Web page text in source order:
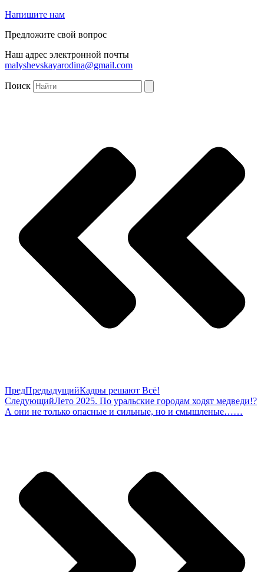
Напишите нам
Предложите свой вопрос
Наш адрес электронной почты
malyshevskayarodina@gmail.com
Поиск
ПредПредыдущийКадры решают Всё!
СледующийЛето 2025. По уральские городам ходят медведи!?
А они не только опасные и сильные, но и смышленые……